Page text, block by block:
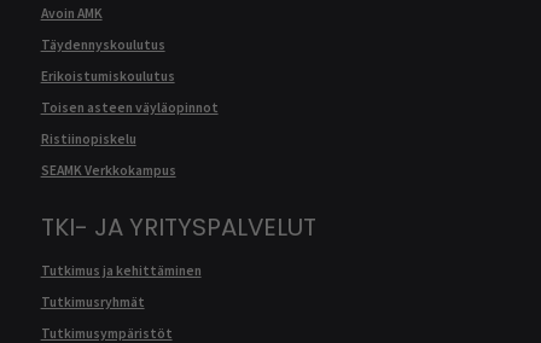
Avoin AMK
Täydennyskoulutus
Erikoistumiskoulutus
Toisen asteen väyläopinnot
Ristiinopiskelu
SEAMK Verkkokampus
TKI- JA YRITYSPALVELUT
Tutkimus ja kehittäminen
Tutkimusryhmät
Tutkimusympäristöt